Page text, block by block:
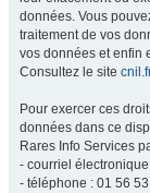
données. Vous
traitement de vos
vos données et enfin
Consultez le site
Pour exercer ces
données dans ce
Rares Info Services
- courriel
- téléphone : 01 56